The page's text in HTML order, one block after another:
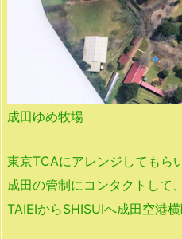
成田ゆめ牧場
東京TCAにアレンジしてもらい
成田の管制にコンタクトして、
TAIEIからSHISUIへ成田空港横